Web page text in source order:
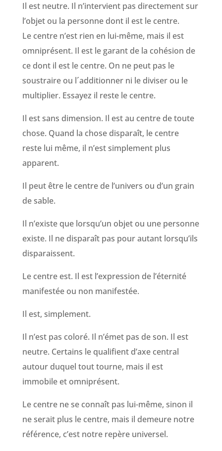
Il est neutre. Il n’intervient pas directement sur
l’objet ou la personne dont il est le centre.
Le centre n’est rien en lui-même, mais il est
omniprésent. Il est le garant de la cohésion de
ce dont il est le centre. On ne peut pas le
soustraire ou l´additionner ni le diviser ou le
multiplier. Essayez il reste le centre.
Il est sans dimension. Il est au centre de toute
chose. Quand la chose disparaît, le centre
reste lui même, il n’est simplement plus
apparent.
Il peut être le centre de l’univers ou d’un grain
de sable.
Il n’existe que lorsqu’un objet ou une personne
existe. Il ne disparaît pas pour autant lorsqu’ils
disparaissent.
Le centre est. Il est l’expression de l’éternité
manifestée ou non manifestée.
Il est, simplement.
Il n’est pas coloré. Il n’émet pas de son. Il est
neutre. Certains le qualifient d’axe central
autour duquel tout tourne, mais il est
immobile et omniprésent.
Le centre ne se connaît pas lui-même, sinon il
ne serait plus le centre, mais il demeure notre
référence, c’est notre repère universel.